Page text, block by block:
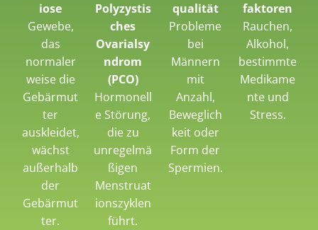
iose
Gewebe,
das
normaler
weise die
Gebärmut
ter
auskleidet,
wächst
außerhalb
der
Gebärmut
ter.
Polyzystis
ches
Ovarialsy
ndrom
(PCO)
Hormonell
e Störung,
die zu
unregelmä
ßigen
Menstruat
ionszyklen
führt.
qualität
Probleme
bei
Männern
mit
Anzahl,
Beweglich
keit oder
Form der
Spermien.
faktoren
Rauchen,
Alkohol,
bestimmte
Medikame
nte und
Stress.